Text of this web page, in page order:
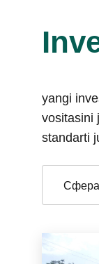
yangi
vositasini
standarti